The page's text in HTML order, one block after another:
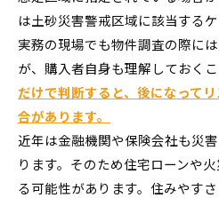
は土砂災害警戒区域に該当するケ
実務の現場でも物件調査の際に
が、購入者自身も理解しておくこ
だけで判断すると、後になって
合があります。
近年は金融機関や保険会社も災
ります。そのため住宅ローンや
る可能性があります。住みやす